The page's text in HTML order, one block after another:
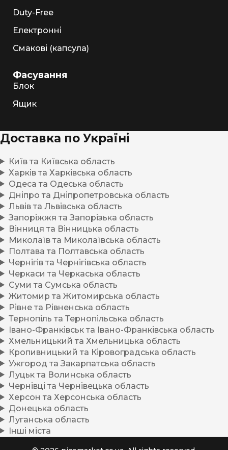
Duty-Free
Електронні
Смакові (капсула)
Фасування
Блок
Ящик
Доставка по Україні
Київ та Київська область
Харків та Харківська область
Одеса та Одеська область
Дніпро та Дніпропетровська область
Львів та Львівська область
Запоріжжя та Запорізька область
Вінниця та Вінницька область
Миколаїв та Миколаївська область
Полтава та Полтавська область
Чернігів та Чернігівська область
Черкаси та Черкаська область
Суми та Сумська область
Житомир та Житомирська область
Рівне та Рівненська область
Тернопіль та Тернопільська область
Івано-Франківськ та Івано-Франківська область
Хмельницький та Хмельницька область
Кропивницький та Кіровоградська область
Ужгород та Закарпатська область
Луцьк та Волинська область
Чернівці та Чернівецька область
Херсон та Херсонська область
Донецька область
Луганська область
Інші міста